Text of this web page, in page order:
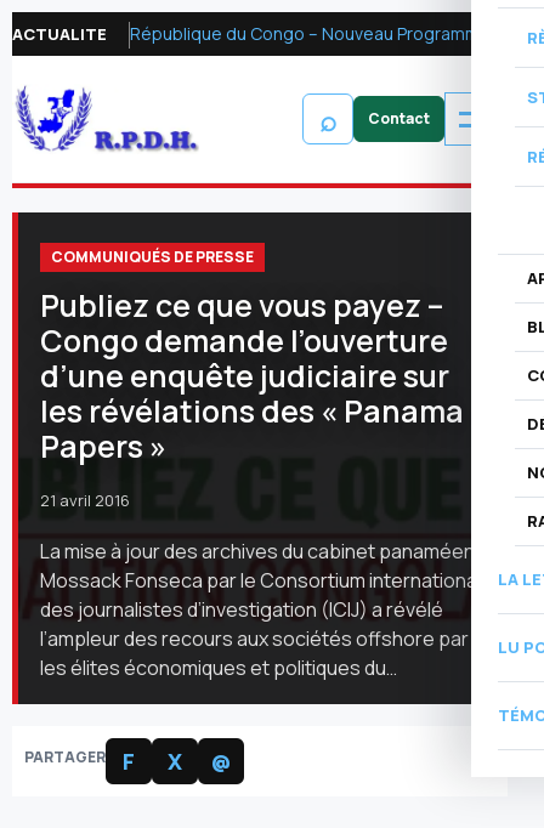
ACTUALITE
⌕
LA
LU
COMMUNIQUÉS DE PRESSE
Publiez ce que vous payez –
Congo demande l’ouverture
d’une enquête judiciaire sur
les révélations des « Panama
Papers »
21 avril 2016
La mise à jour des archives du cabinet panaméen
Mossack Fonseca par le Consortium international
des journalistes d’investigation (ICIJ) a révélé
l’ampleur des recours aux sociétés offshore par
les élites économiques et politiques du…
PARTAGER F X @